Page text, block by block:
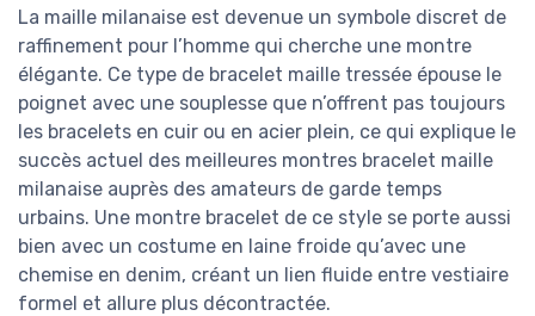
La maille milanaise est devenue un symbole discret de
raffinement pour l’homme qui cherche une montre
élégante. Ce type de bracelet maille tressée épouse le
poignet avec une souplesse que n’offrent pas toujours
les bracelets en cuir ou en acier plein, ce qui explique le
succès actuel des meilleures montres bracelet maille
milanaise auprès des amateurs de garde temps
urbains. Une montre bracelet de ce style se porte aussi
bien avec un costume en laine froide qu’avec une
chemise en denim, créant un lien fluide entre vestiaire
formel et allure plus décontractée.